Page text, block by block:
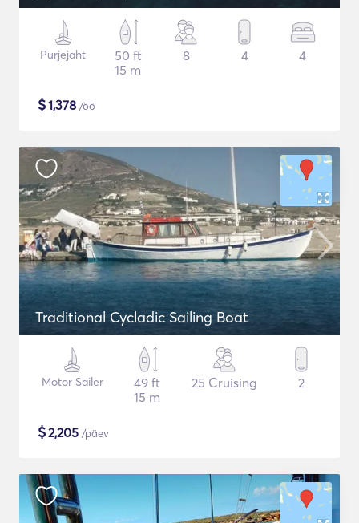
Purjejaht
50 ft
15 m
8 4 4
$1,378 /öö
Traditional Cycladic Sailing Boat
Motor Sailer
49 ft
15 m
25 Cruising 2
$2,205 /päev